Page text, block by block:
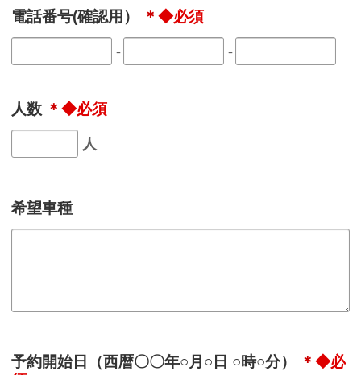
電話番号(確認用） ＊
- -
人数 ＊
人
希望車種
予約開始日（西暦〇〇年○月○日 ○時○分） ＊